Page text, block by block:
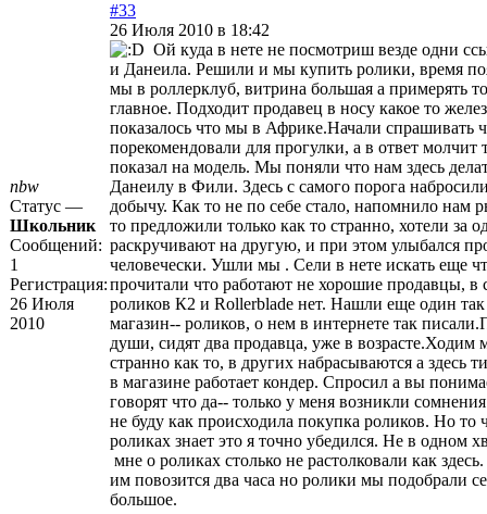
nbw
Статус —
Школьник
Сообщений:
1
Регистрация:
26 Июля
2010
#33
26 Июля 2010 в 18:42
Ой куда в нете не посмотриш везде одни
и Данеила. Решили и мы купить ролики, время
мы в роллерклуб, витрина большая а примерять
главное. Подходит продавец в носу какое то
показалось что мы в Африке.Начали спрашивать
порекомендовали для прогулки, а в ответ молчит
показал на модель. Мы поняли что нам здесь
Данеилу в Фили. Здесь с самого порога
добычу. Как то не по себе стало, напомнило нам
то предложили только как то странно, хотели за
раскручивают на другую, и при этом улыбался
человечески. Ушли мы . Сели в нете искать еще
прочитали что работают не хорошие продавцы, в
роликов К2 и Rollerblade нет. Нашли еще один
магазин-- роликов, о нем в интернете так
души, сидят два продавца, уже в возрасте.Ходим
странно как то, в других набрасываются а здесь
в магазине работает кондер. Спросил а вы
говорят что да-- только у меня возникли
не буду как происходила покупка роликов. Но то
роликах знает это я точно убедился. Не в одном
мне о роликах столько не растолковали как
им повозится два часа но ролики мы подобрали
большое.